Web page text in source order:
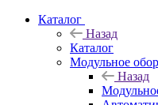
Каталог
Назад
Каталог
Модульное
Назад